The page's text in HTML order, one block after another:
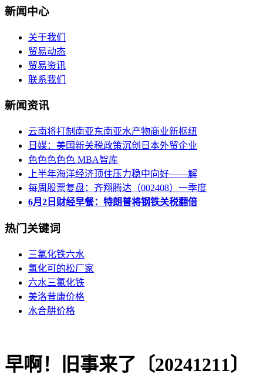
新闻中心
关于我们
贸易动态
贸易资讯
联系我们
新闻资讯
云南将打制南亚东南亚水产物商业新枢纽
日媒：美国新关税政策沉创日本外贸企业
色色色色色 MBA智库
上半年海洋经济顶住压力稳中向好——解
每周股票复盘：齐翔腾达（002408）一季度
6月2日财经早餐：特朗普将钢铁关税翻倍
热门关键词
三氯化铁六水
氢化可的松厂家
六水三氯化铁
美洛昔康价格
水合肼价格
早啊！旧事来了〔20241211〕